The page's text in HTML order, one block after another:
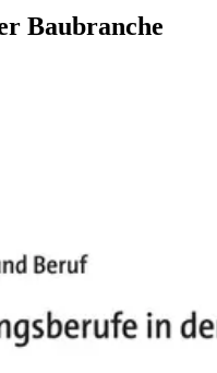
Baubranche